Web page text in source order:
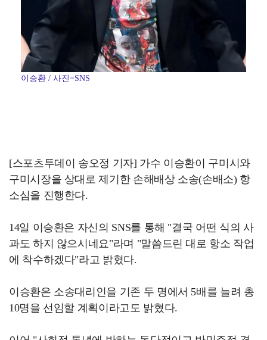
이승환 / 사진=SNS
[스포츠투데이 송오정 기자] 가수 이승환이 구미시와
구미시장을 상대로 제기한 손해배상 소송(손배소) 항
소심을 진행한다.
14일 이승환은 자신의 SNS를 통해 "결국 어떤 식의 사
과도 하지 않으시네요"라며 "말씀드린 대로 항소 작업
에 착수하겠다"라고 밝혔다.
이승환은 소송대리인을 기존 두 명에서 5배를 늘려 총
10명을 선임할 계획이라고도 밝혔다.